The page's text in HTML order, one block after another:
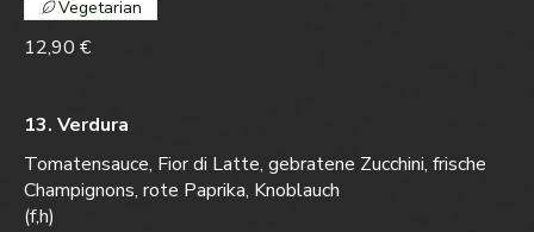
12,90 €
Vegetarian
13. Verdura
Tomatensauce, Fior di Latte, gebratene Zucchini, frische
Champignons, rote Paprika, Knoblauch
(f,h)